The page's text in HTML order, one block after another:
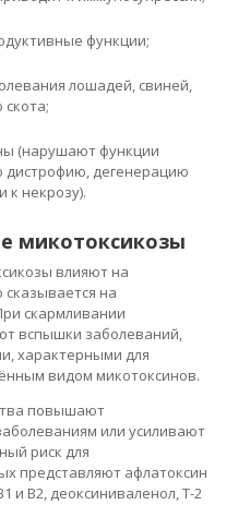
функции;
лошадей, свиней,
скота;
(нарушают функции
дегенерацию
к некрозу).
микотоксикозы
влияют на
сказывается на
скармливании
вспышки заболеваний,
характерными для
видом микотоксинов.
повышают
или усиливают
риск для
представляют афлатоксин
и B2, деоксиниваленол, Т-2